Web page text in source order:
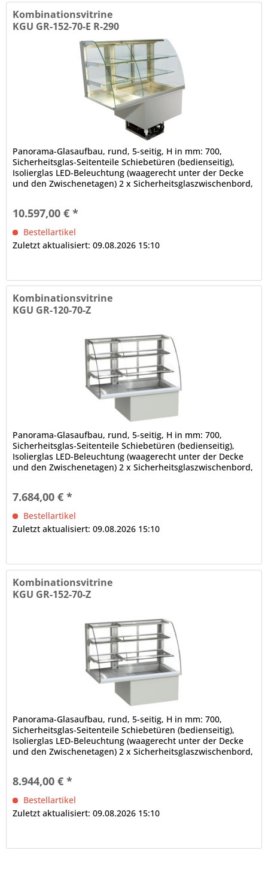
Kombinationsvitrine
KGU GR-152-70-E R-290
Panorama-Glasaufbau, rund, 5-seitig, H in mm: 700,
Sicherheitsglas-Seitenteile Schiebetüren (bedienseitig),
Isolierglas LED-Beleuchtung (waagerecht unter der Decke
und den Zwischenetagen) 2 x Sicherheitsglaszwischenbord,
Innenwanne, ungekühlter Teil offen elektronische
Steuerung...
10.597,00 € *
Bestellartikel
Zuletzt aktualisiert: 09.08.2026 15:10
Kombinationsvitrine
KGU GR-120-70-Z
Panorama-Glasaufbau, rund, 5-seitig, H in mm: 700,
Sicherheitsglas-Seitenteile Schiebetüren (bedienseitig),
Isolierglas LED-Beleuchtung (waagerecht unter der Decke
und den Zwischenetagen) 2 x Sicherheitsglaszwischenbord,
Innenwanne, ungekühlter Teil offen elektronische
Steuerung...
7.684,00 € *
Bestellartikel
Zuletzt aktualisiert: 09.08.2026 15:10
Kombinationsvitrine
KGU GR-152-70-Z
Panorama-Glasaufbau, rund, 5-seitig, H in mm: 700,
Sicherheitsglas-Seitenteile Schiebetüren (bedienseitig),
Isolierglas LED-Beleuchtung (waagerecht unter der Decke
und den Zwischenetagen) 2 x Sicherheitsglaszwischenbord,
Innenwanne, ungekühlter Teil offen elektronische
Steuerung...
8.944,00 € *
Bestellartikel
Zuletzt aktualisiert: 09.08.2026 15:10